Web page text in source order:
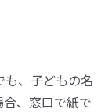
、子どもの名
、窓口で紙で